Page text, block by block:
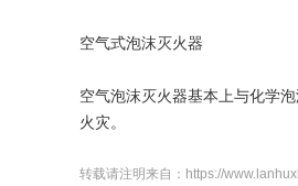
空气式泡沫灭火器
空气泡沫灭火器基本上与化学
火灾。
转载请注明来自：https://